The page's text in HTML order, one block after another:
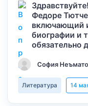
Федоре
включающий
биографии и
обязательно
София
Литература 14